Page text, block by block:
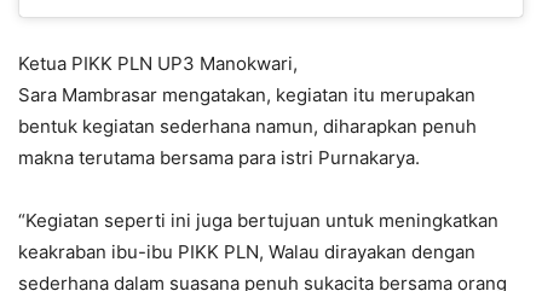
Ketua PIKK PLN UP3 Manokwari,
Sara Mambrasar mengatakan, kegiatan itu merupakan
bentuk kegiatan sederhana namun, diharapkan penuh
makna terutama bersama para istri Purnakarya.
“Kegiatan seperti ini juga bertujuan untuk meningkatkan
keakraban ibu-ibu PIKK PLN, Walau dirayakan dengan
sederhana dalam suasana penuh sukacita bersama orang